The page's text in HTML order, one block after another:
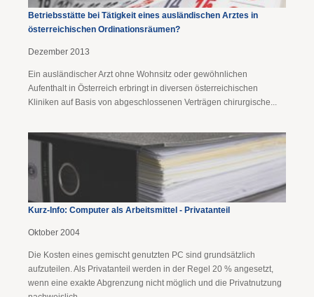
Betriebsstätte bei Tätigkeit eines ausländischen Arztes in
österreichischen Ordinationsräumen?
Dezember 2013
Ein ausländischer Arzt ohne Wohnsitz oder gewöhnlichen
Aufenthalt in Österreich erbringt in diversen österreichischen
Kliniken auf Basis von abgeschlossenen Verträgen chirurgische...
Kurz-Info: Computer als Arbeitsmittel - Privatanteil
Oktober 2004
Die Kosten eines gemischt genutzten PC sind grundsätzlich
aufzuteilen. Als Privatanteil werden in der Regel 20 % angesetzt,
wenn eine exakte Abgrenzung nicht möglich und die Privatnutzung